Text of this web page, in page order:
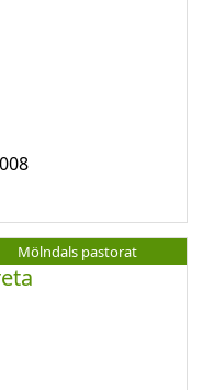
Mölndals pastorat